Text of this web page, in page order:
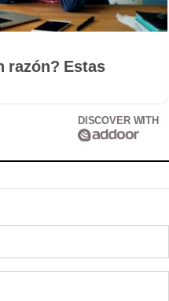
razón? Estas
DISCOVER WITH